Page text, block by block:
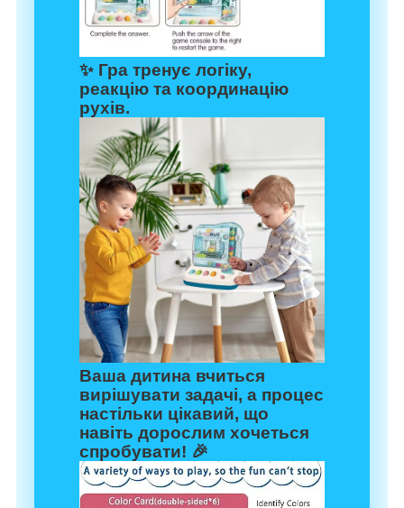
✨ Гра тренує логіку,
реакцію та координацію
рухів.
Ваша дитина вчиться
вирішувати задачі, а процес
настільки цікавий, що
навіть дорослим хочеться
спробувати! 🎉